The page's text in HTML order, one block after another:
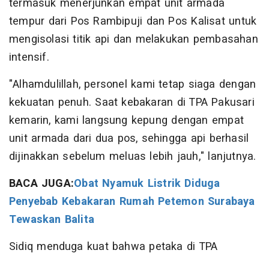
termasuk menerjunkan empat unit armada
tempur dari Pos Rambipuji dan Pos Kalisat untuk
mengisolasi titik api dan melakukan pembasahan
intensif.
​"Alhamdulillah, personel kami tetap siaga dengan
kekuatan penuh. Saat kebakaran di TPA Pakusari
kemarin, kami langsung kepung dengan empat
unit armada dari dua pos, sehingga api berhasil
dijinakkan sebelum meluas lebih jauh," lanjutnya.
BACA JUGA:Obat Nyamuk Listrik Diduga
Penyebab Kebakaran Rumah Petemon Surabaya
Tewaskan Balita
​Sidiq menduga kuat bahwa petaka di TPA